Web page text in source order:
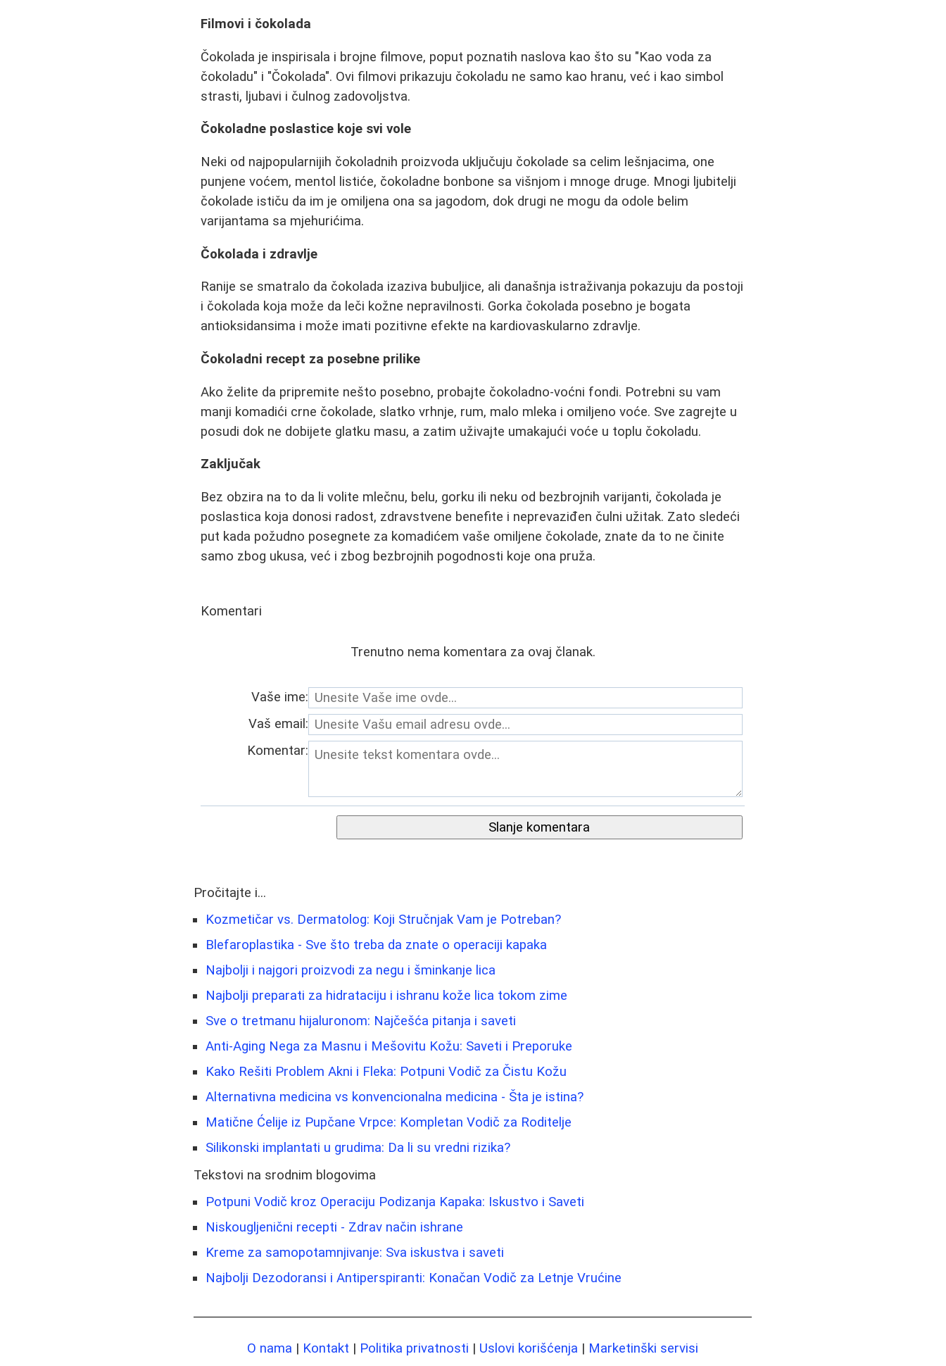
Filmovi i čokolada
Čokolada je inspirisala i brojne filmove, poput poznatih naslova kao što su "Kao voda za
čokoladu" i "Čokolada". Ovi filmovi prikazuju čokoladu ne samo kao hranu, već i kao simbol
strasti, ljubavi i čulnog zadovoljstva.
Čokoladne poslastice koje svi vole
Neki od najpopularnijih čokoladnih proizvoda uključuju čokolade sa celim lešnjacima, one
punjene voćem, mentol listiće, čokoladne bonbone sa višnjom i mnoge druge. Mnogi ljubitelji
čokolade ističu da im je omiljena ona sa jagodom, dok drugi ne mogu da odole belim
varijantama sa mjehurićima.
Čokolada i zdravlje
Ranije se smatralo da čokolada izaziva bubuljice, ali današnja istraživanja pokazuju da postoji
i čokolada koja može da leči kožne nepravilnosti. Gorka čokolada posebno je bogata
antioksidansima i može imati pozitivne efekte na kardiovaskularno zdravlje.
Čokoladni recept za posebne prilike
Ako želite da pripremite nešto posebno, probajte čokoladno-voćni fondi. Potrebni su vam
manji komadići crne čokolade, slatko vrhnje, rum, malo mleka i omiljeno voće. Sve zagrejte u
posudi dok ne dobijete glatku masu, a zatim uživajte umakajući voće u toplu čokoladu.
Zaključak
Bez obzira na to da li volite mlečnu, belu, gorku ili neku od bezbrojnih varijanti, čokolada je
poslastica koja donosi radost, zdravstvene benefite i neprevaziđen čulni užitak. Zato sledeći
put kada požudno posegnete za komadićem vaše omiljene čokolade, znate da to ne činite
samo zbog ukusa, već i zbog bezbrojnih pogodnosti koje ona pruža.
Komentari
Trenutno nema komentara za ovaj članak.
Vaše ime:
Vaš email:
Komentar:
Slanje komentara
Pročitajte i...
Kozmetičar vs. Dermatolog: Koji Stručnjak Vam je Potreban?
Blefaroplastika - Sve što treba da znate o operaciji kapaka
Najbolji i najgori proizvodi za negu i šminkanje lica
Najbolji preparati za hidrataciju i ishranu kože lica tokom zime
Sve o tretmanu hijaluronom: Najčešća pitanja i saveti
Anti-Aging Nega za Masnu i Mešovitu Kožu: Saveti i Preporuke
Kako Rešiti Problem Akni i Fleka: Potpuni Vodič za Čistu Kožu
Alternativna medicina vs konvencionalna medicina - Šta je istina?
Matične Ćelije iz Pupčane Vrpce: Kompletan Vodič za Roditelje
Silikonski implantati u grudima: Da li su vredni rizika?
Tekstovi na srodnim blogovima
Potpuni Vodič kroz Operaciju Podizanja Kapaka: Iskustvo i Saveti
Niskougljenični recepti - Zdrav način ishrane
Kreme za samopotamnjivanje: Sva iskustva i saveti
Najbolji Dezodoransi i Antiperspiranti: Konačan Vodič za Letnje Vrućine
O nama | Kontakt | Politika privatnosti | Uslovi korišćenja | Marketinški servisi